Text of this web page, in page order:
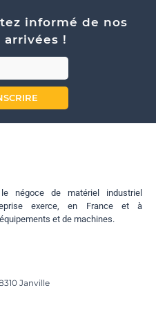
informé de nos
!
négoce de matériel industriel
exerce, en France et à
et de machines.
Janville